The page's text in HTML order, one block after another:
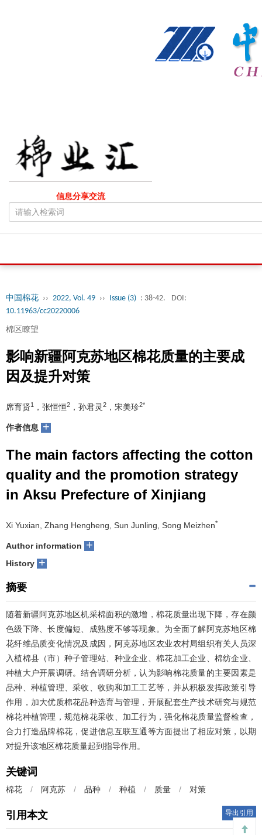
信息分享交流
中国棉花 ›› 2022, Vol. 49 ›› Issue (3) : 38-42.
DOI:
10.11963/cc20220006
棉区瞭望
影响新疆阿克苏地区棉花质量的主要成
因及提升对策
席育贤1 ，张恒恒2 ，孙君灵2 ，宋美珍2*
作者信息 +
The main factors affecting the cotton
quality and the promotion strategy
in Aksu Prefecture of Xinjiang
Xi Yuxian, Zhang Hengheng, Sun Junling, Song Meizhen*
Author information +
History +
摘要
随着新疆阿克苏地区机采棉面积的激增，棉花质量出现下降，存在颜
色级下降、长度偏短、成熟度不够等现象。为全面了解阿克苏地区棉
花纤维品质变化情况及成因，阿克苏地区农业农村局组织有关人员深
入植棉县（市）种子管理站、种业企业、棉花加工企业、棉纺企业、
种植大户开展调研。结合调研分析，认为影响棉花质量的主要因素是
品种、种植管理、采收、收购和加工工艺等，并从积极发挥政策引导
作用，加大优质棉花品种选育与管理，开展配套生产技术研究与规范
棉花种植管理，规范棉花采收、加工行为，强化棉花质量监督检查，
合力打造品牌棉花，促进信息互联互通等方面提出了相应对策，以期
对提升该地区棉花质量起到指导作用。
关键词
棉花 / 阿克苏 / 品种 / 种植 / 质量 / 对策
引用本文 导出引用